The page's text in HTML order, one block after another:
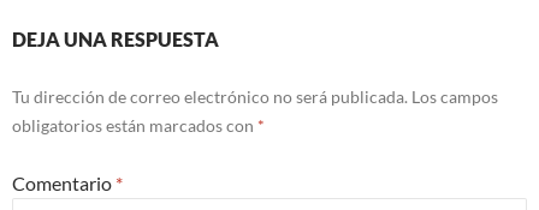
DEJA UNA RESPUESTA
Tu dirección de correo electrónico no será publicada. Los campos
obligatorios están marcados con *
Comentario *